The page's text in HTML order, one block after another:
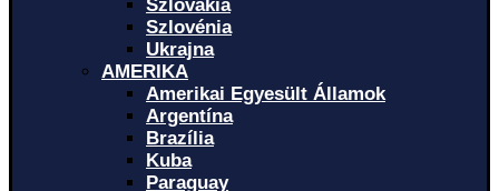
Szlovákia
Szlovénia
Ukrajna
AMERIKA
Amerikai Egyesült Államok
Argentína
Brazília
Kuba
Paraguay